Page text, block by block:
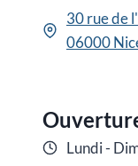
30 rue de
06000
Lundi -